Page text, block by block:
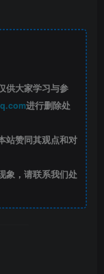
供大家学习与参
进行删除处
站赞同其观点和对
象，请联系我们处